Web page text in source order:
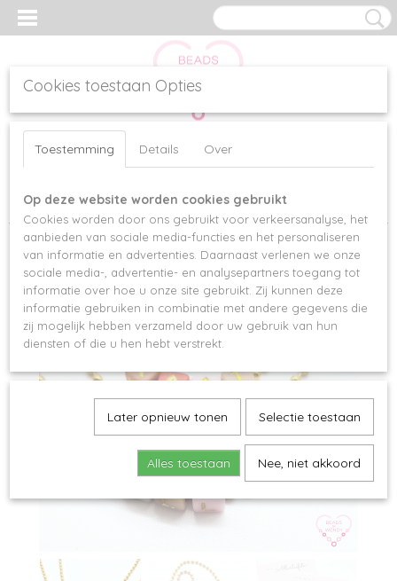
Inloggen Registreren
Home >Girls>Kettingen>KETTING PASTEL BEADS
Cookies toestaan Opties
Toestemming Details Over
Op deze website worden cookies gebruikt
Cookies worden door ons gebruikt voor verkeersanalyse, het
aanbieden van sociale media-functies en het personaliseren
van informatie en advertenties. Daarnaast verlenen we onze
sociale media-, advertentie- en analysepartners toegang tot
informatie over hoe u onze site gebruikt. Zij kunnen deze
informatie gebruiken in combinatie met andere gegevens die
zij mogelijk hebben verzameld door uw gebruik van hun
diensten of die u hen hebt verstrekt.
Later opnieuw tonen Selectie toestaan
Alles toestaan Nee, niet akkoord